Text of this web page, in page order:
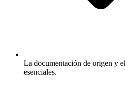
La documentación de origen y
esenciales.